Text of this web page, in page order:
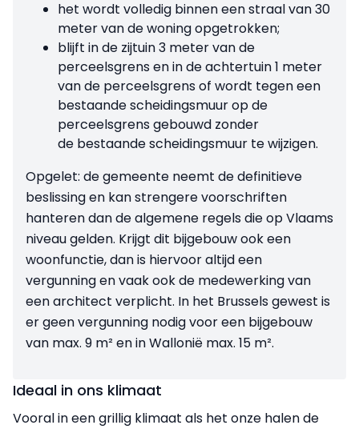
het wordt volledig binnen een straal van 30
meter van de woning opgetrokken;
blijft in de zijtuin 3 meter van de
perceelsgrens en in de achtertuin 1 meter
van de perceelsgrens of wordt tegen een
bestaande scheidingsmuur op de
perceelsgrens gebouwd zonder
de bestaande scheidingsmuur te wijzigen.
Opgelet: de gemeente neemt de definitieve
beslissing en kan strengere voorschriften
hanteren dan de algemene regels die op Vlaams
niveau gelden. Krijgt dit bijgebouw ook een
woonfunctie, dan is hiervoor altijd een
vergunning en vaak ook de medewerking van
een architect verplicht. In het Brussels gewest is
er geen vergunning nodig voor een bijgebouw
van max. 9 m² en in Wallonië max. 15 m².
Ideaal in ons klimaat
Vooral in een grillig klimaat als het onze halen de